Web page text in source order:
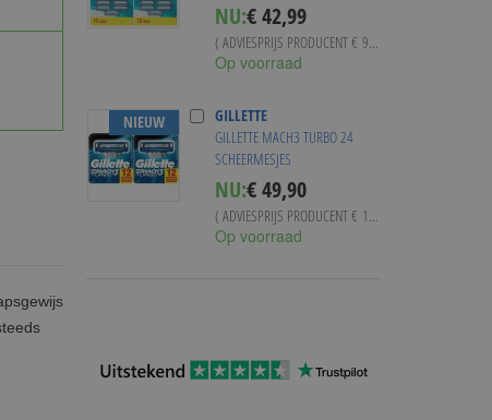
NU:€ 42,99
( ADVIESPRIJS PRODUCENT€ 99,90
Op voorraad
NIEUW
GILLETTE
GILLETTE MACH3 TURBO 24
SCHEERMESJES
NU:€ 49,90
( ADVIESPRIJS PRODUCENT€ 101,99
Op voorraad